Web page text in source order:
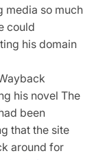
media so much
could
his domain
his novel The
been
that the site
around for